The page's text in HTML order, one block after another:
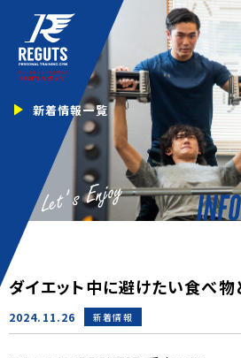
新着情報一覧
ダイエット中に避けたい食べ
2024.11.26 新着情報